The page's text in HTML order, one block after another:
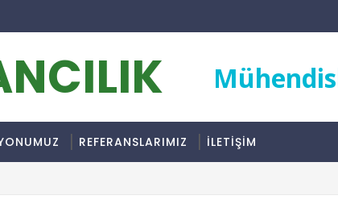
REFERANSLARIMIZ İLETİŞİM